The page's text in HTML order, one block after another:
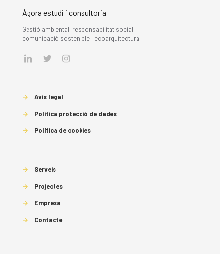
Àgora estudi i consultoria
Gestió ambiental, responsabilitat social,
comunicació sostenible i ecoarquitectura
→ Avís legal
→ Política protecció de dades
→ Política de cookies
→ Serveis
→ Projectes
→ Empresa
→ Contacte